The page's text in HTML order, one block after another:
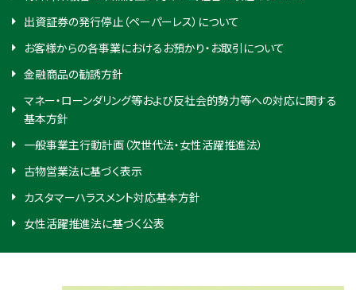
出資証券の発行停止（ペーパーレス）について
お客様からの各事業におけるお預かり・お取引について
金融商品の勧誘方針
マネー・ローンダリング等および反社会的勢力等への対応に関する
基本方針
一般事業主行動計画（次世代法・女性活躍推進法）
古物営業法に基づく表示
カスタマーハラスメント対応基本方針
女性活躍推進法に基づく公表